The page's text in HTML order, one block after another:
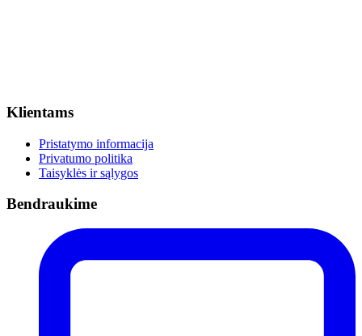
Klientams
Pristatymo informacija
Privatumo politika
Taisyklės ir sąlygos
Bendraukime